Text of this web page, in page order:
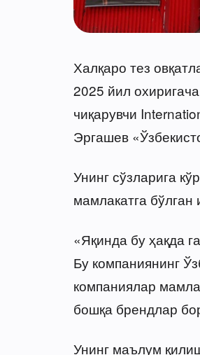
Халқаро тез
2025 йил
чиқарувчи
Эргашев
Унинг сўзларига
мамлакатга
«Яқинда бу ҳақда
Бу компаниянинг
компаниялар
бошқа брендлар
Унинг маълум